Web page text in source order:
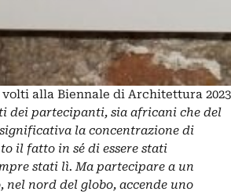
alla Biennale di Architettura 2023
dei partecipanti, sia africani che del
la concentrazione di
il fatto in sé di essere stati
stati lì. Ma partecipare a un
nel nord del globo, accende uno